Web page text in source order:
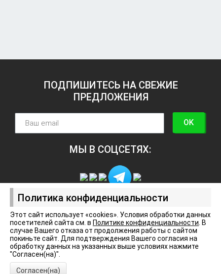
Политика конфиденциальности
Этот сайт использует «cookies». Условия обработки данных
посетителей сайта см. в Политике конфиденциальности . В
случае Вашего отказа от продолжения работы с сайтом
покиньте сайт. Для подтверждения Вашего согласия на
обработку данных на указанных выше условиях нажмите
"Согласен(на)".
Согласен(на)
ПОДПИШИТЕСЬ НА СВЕЖИЕ
ПРЕДЛОЖЕНИЯ
OK
МЫ В СОЦСЕТЯХ:
Политика конфиденциальности